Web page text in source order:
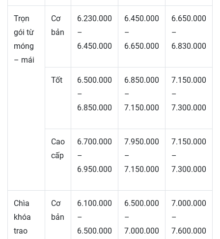
Trọn
gói từ
móng
– mái
Cơ
bản
6.230.000
–
6.450.000
6.450.000
–
6.650.000
6.650.000
–
6.830.000
Tốt
6.500.000
–
6.850.000
6.850.000
–
7.150.000
7.150.000
–
7.300.000
Cao
cấp
6.700.000
–
6.950.000
7.950.000
–
7.150.000
7.150.000
–
7.300.000
Chìa
khóa
trao
Cơ
bản
6.100.000
–
6.500.000
6.500.000
–
7.000.000
7.000.000
–
7.600.000